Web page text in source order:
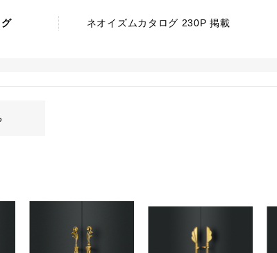
ネオイズムカタログ 230P 掲載